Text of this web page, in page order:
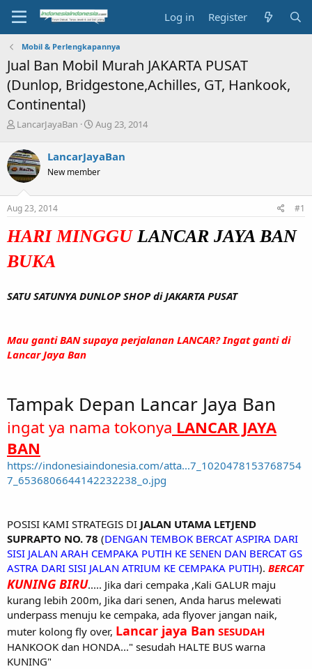
Log in Register
Mobil & Perlengkapannya
Jual Ban Mobil Murah JAKARTA PUSAT
(Dunlop, Bridgestone,Achilles, GT, Hankook,
Continental)
T
r
e
a
d
s
t
r
e
LancarJayaBan
S
r
t
a
Aug 23, 2014
LancarJayaBan
New member
Aug 23, 2014 #1
HARI MINGGU LANCAR JAYA BAN
BUKA
SATU SATUNYA DUNLOP SHOP di JAKARTA PUSAT
Mau ganti BAN supaya perjalanan LANCAR? Ingat ganti di
Lancar Jaya Ban
Tampak Depan Lancar Jaya Ban
ingat ya nama tokonya LANCAR JAYA
BAN
https://indonesiaindonesia.com/atta...7_1020478153768754
7_6536806644142232238_o.jpg
POSISI KAMI STRATEGIS DI JALAN UTAMA LETJEND
SUPRAPTO NO. 78 (DENGAN TEMBOK BERCAT ASPIRA DARI
SISI JALAN ARAH CEMPAKA PUTIH KE SENEN DAN BERCAT GS
ASTRA DARI SISI JALAN ATRIUM KE CEMPAKA PUTIH). BERCAT
KUNING BIRU..... Jika dari cempaka ,Kali GALUR maju
kurang lebih 200m, Jika dari senen, Anda harus melewati
underpass menuju ke cempaka, ada flyover jangan naik,
muter kolong fly over, Lancar jaya Ban SESUDAH
HANKOOK dan HONDA..." sesudah HALTE BUS warna
KUNING"